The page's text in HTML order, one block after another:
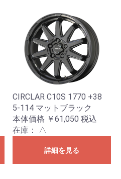
CIRCLAR C10S 1770 +38
5-114 マットブラック
本体価格 ￥61,050 税込
在庫：
△
詳細を見る